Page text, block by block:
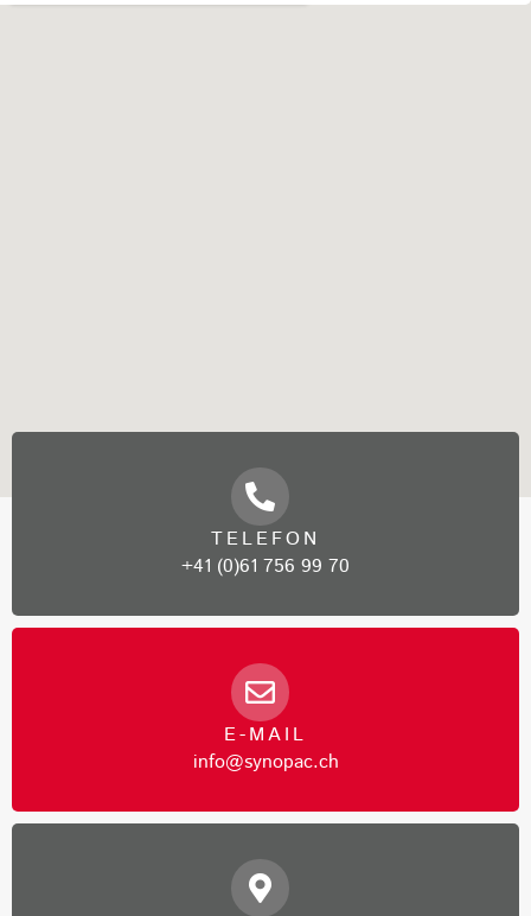
TELEFON
+41 (0)61 756 99 70
E-MAIL
info@synopac.ch